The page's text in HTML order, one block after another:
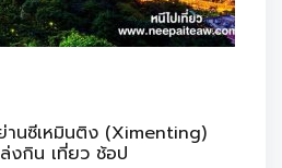
นซีเหมินติง (Ximenting)
งกิน เที่ยว ช้อป